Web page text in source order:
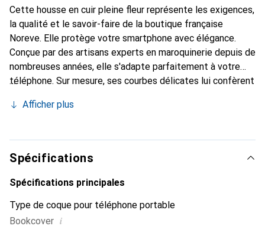
Cette housse en cuir pleine fleur représente les exigences,
la qualité et le savoir-faire de la boutique française
Noreve. Elle protège votre smartphone avec élégance.
Conçue par des artisans experts en maroquinerie depuis de
nombreuses années, elle s'adapte parfaitement à votre
téléphone. Sur mesure, ses courbes délicates lui confèrent
et indispensable pour votre smartphone. Reconnaître
marque Noreve est un choix sûr pour une clientèle
exigeante.
Afficher plus
Spécifications
Spécifications principales
Type de coque pour téléphone portable
Bookcover i